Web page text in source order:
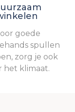
goede
spullen
zorg je ook
het klimaat.